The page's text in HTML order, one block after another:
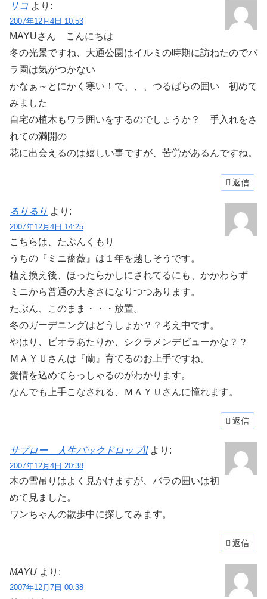
リコ より:
2007年12月4日 10:53
MAYUさん こんにちは
冬の光景ですね、大通公園はイルミの時期に訪ねたのでバ
ラ園は気がつかない
かなぁ～とにかく寒い！で、、、つるばらの囲い 初めて
みました
自宅の植木もワラ囲いをするのでしょうか？ 手入れをさ
れての満開の
花に出会えるのは嬉しい事ですが、苦労があるんですね。
返信
るりるり より:
2007年12月4日 14:25
こちらは、たぶんくもり
うちの『ミニ薔薇』は１年を越しそうです。
植え換え後、ほったらかしにされてるにも、かかわらず
ミニから普通の大きさになりつつあります。
たぶん、このまま・・・放置。
冬のガーデニングはどうしょか？？考え中です。
やはり、ビオラあたりか、シクラメンデビューかな？？
ＭＡＹＵさんは『蘭』育てるのお上手ですね。
愛情を込めてらっしゃるのがわかります。
なんでも上手こなされる、ＭＡＹＵさんに憧れます。
返信
サブロー 人生バックドロップ!! より:
2007年12月4日 20:38
木の雪吊りはよく見かけますが、バラの囲いは初
めて見ました。
ワンちゃんの散歩中に探してみます。
返信
MAYU より:
2007年12月7日 00:38